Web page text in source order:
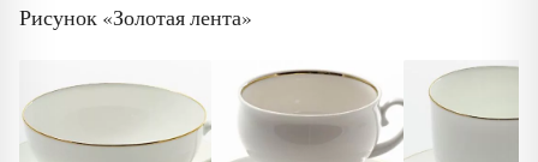
Рисунок «Золотая лента»